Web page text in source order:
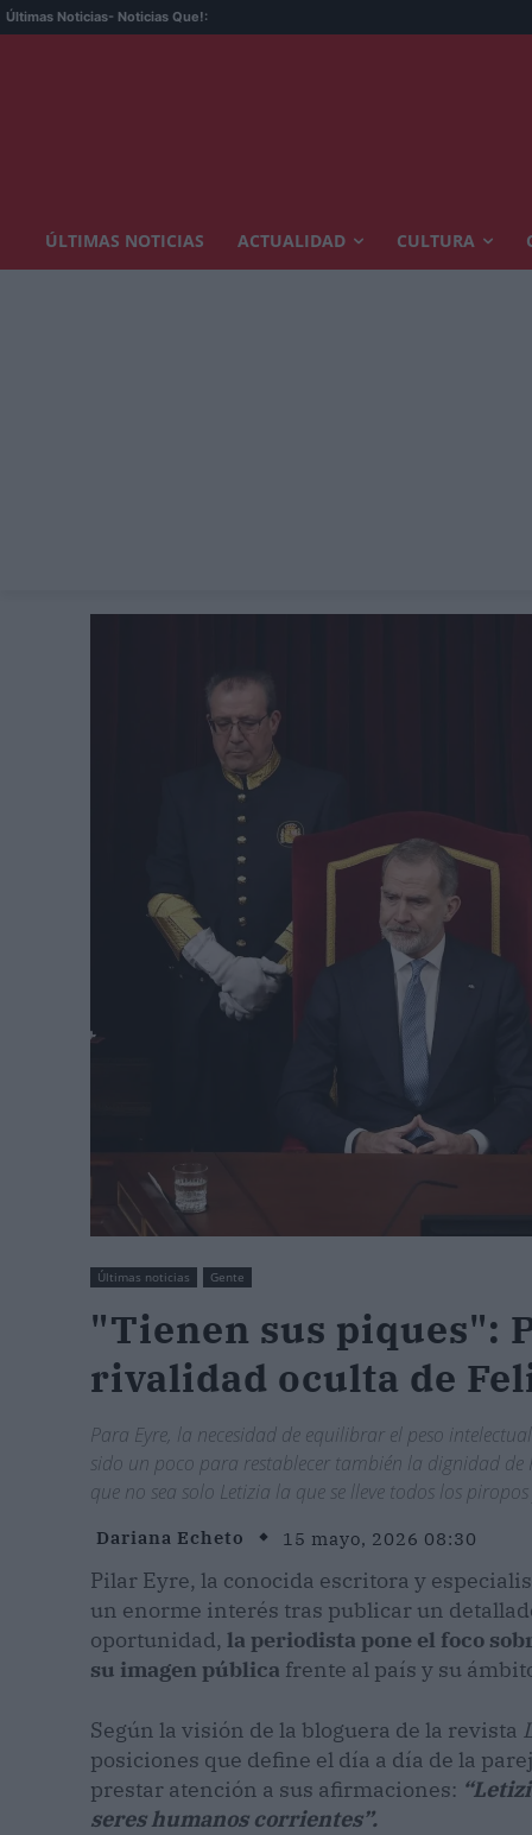
Últimas Noticias- Noticias Que!:
ÚLTIMAS NOTICIAS ACTUALIDAD CULTURA
Últimas noticias Gente
"Tienen sus piques":
rivalidad oculta de
Para Eyre, la necesidad de equilibrar el peso
sido un poco para restablecer también la dignidad
que no sea solo Letizia la que se lleve todos los
Dariana Echeto 15 mayo, 2026 08:30
Pilar Eyre, la conocida escritora y
un enorme interés tras publicar un
oportunidad, la periodista pone el foco
su imagen pública frente al país y su
Según la visión de la bloguera de la revista
posiciones que define el día a día de la
prestar atención a sus afirmaciones:
seres humanos corrientes”.